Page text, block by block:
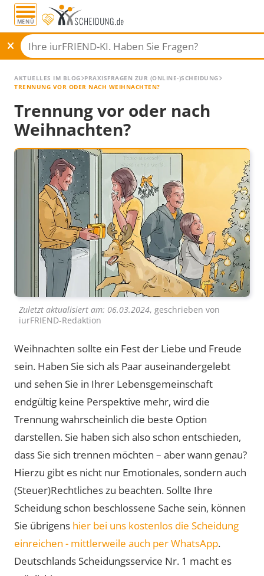
MENÜ
AKTUELLES IM BLOG PRAXISFRAGEN ZUR (ONLINE-)SCHEIDUNG
TRENNUNG VOR ODER NACH WEIHNACHTEN?
Trennung vor oder nach
Weihnachten?
Zuletzt aktualisiert am: 06.03.2024, geschrieben von
iurFRIEND-Redaktion
Weihnachten sollte ein Fest der Liebe und Freude
sein. Haben Sie sich als Paar auseinandergelebt
und sehen Sie in Ihrer Lebensgemeinschaft
endgültig keine Perspektive mehr, wird die
Trennung wahrscheinlich die beste Option
darstellen. Sie haben sich also schon entschieden,
dass Sie sich trennen möchten – aber wann genau?
Hierzu gibt es nicht nur Emotionales, sondern auch
(Steuer)Rechtliches zu beachten. Sollte Ihre
Scheidung schon beschlossene Sache sein, können
Sie übrigens hier bei uns kostenlos die Scheidung
einreichen - mittlerweile auch per WhatsApp.
Deutschlands Scheidungsservice Nr. 1 macht es